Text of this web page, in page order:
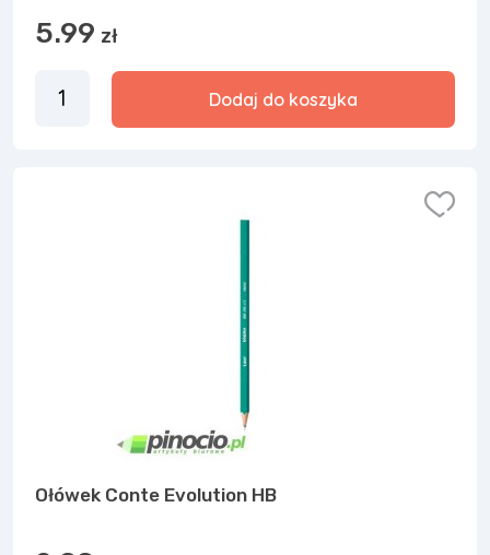
5.99 zł
Dodaj do koszyka
Ołówek Conte Evolution HB